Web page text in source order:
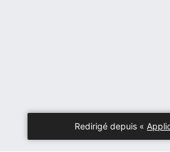
Redirigé depuis «